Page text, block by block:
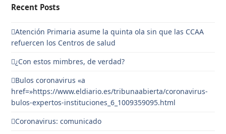
Recent Posts
Atención Primaria asume la quinta ola sin que las CCAA
refuercen los Centros de salud
¿Con estos mimbres, de verdad?
Bulos coronavirus «a
href=»https://www.eldiario.es/tribunaabierta/coronavirus-
bulos-expertos-instituciones_6_1009359095.html
Coronavirus: comunicado